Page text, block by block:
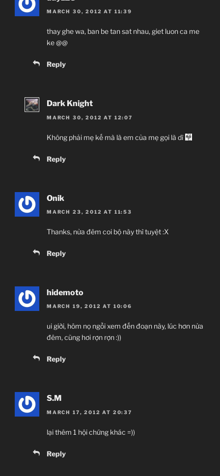
MARCH 30, 2012 AT 11:39
thay ghe wa, ban be tan sat nhau, giet luon ca me
ke @@
Reply
Dark Knight
MARCH 30, 2012 AT 12:07
Không phải mẹ kế mà là em của mẹ gọi là dì
Reply
Onik
MARCH 23, 2012 AT 11:53
Thanks, nửa đêm coi bộ này thì tuyệt :X
Reply
hidemoto
MARCH 19, 2012 AT 10:06
ui giời, hôm nọ ngồi xem đến đoạn này, lúc hơn nửa
đêm, cũng hơi rợn rợn :))
Reply
S.M
MARCH 17, 2012 AT 20:37
lại thêm 1 hội chứng khác =))
Reply